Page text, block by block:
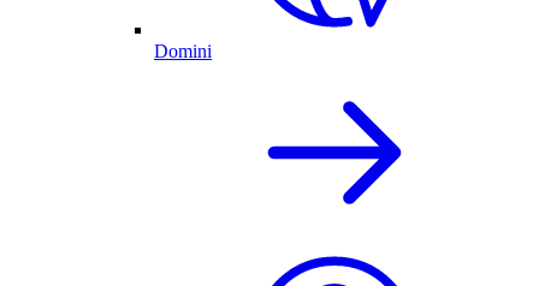
Domini